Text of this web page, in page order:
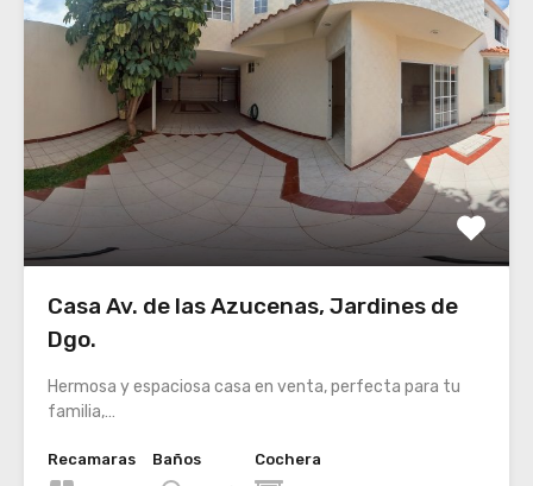
Casa Av. de las Azucenas, Jardines de
Dgo.
Hermosa y espaciosa casa en venta, perfecta para tu
familia,…
Recamaras
Baños
Cochera